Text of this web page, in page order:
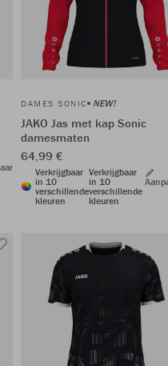
DAMES SONIC NEW!
JAKO Jas met kap Sonic
damesmaten
64,99 €
Verkrijgbaar
in 10
verschillende
kleuren
Verkrijgbaar
in 10
verschillende
kleuren